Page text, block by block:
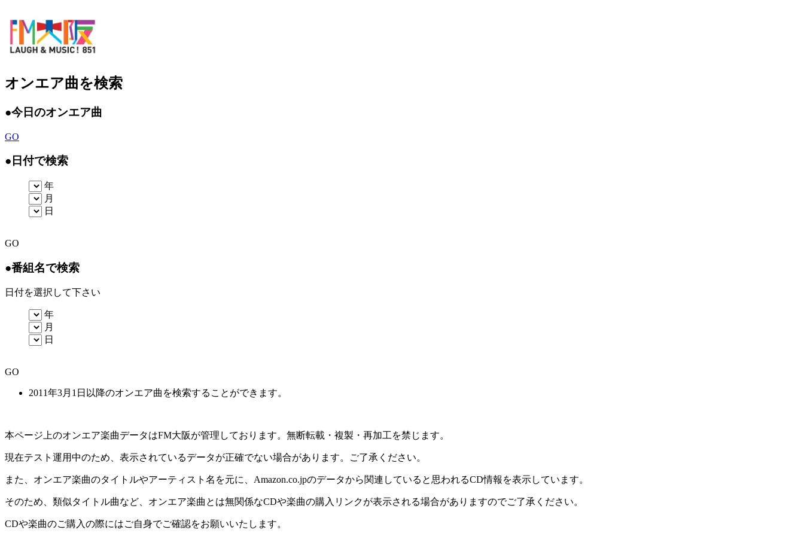
オンエア曲を検索
●今日のオンエア曲
GO
● 日付で検索
年
月
日
GO
●番組名で検索
日付を選択して下さい
年
月
日
GO
2011年3月1日以降のオンエア曲を検索することができます。
本ページ上のオンエア楽曲データはFM大阪が管理しております。無断転載・複製・再加工を禁じます。
現在テスト運用中のため、表示されているデータが正確でない場合があります。ご了承ください。
また、オンエア楽曲のタイトルやアーティスト名を元に、Amazon.co.jpのデータから関連していると思われるCD情報を表示しています。
そのため、類似タイトル曲など、オンエア楽曲とは無関係なCDや楽曲の購入リンクが表示される場合がありますのでご了承ください。
CDや楽曲のご購入の際にはご自身でご確認をお願いいたします。